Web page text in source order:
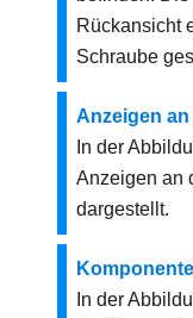
Rückansicht
Schraube
Anzeigen
In der
Anzeigen an
dargestellt.
In der